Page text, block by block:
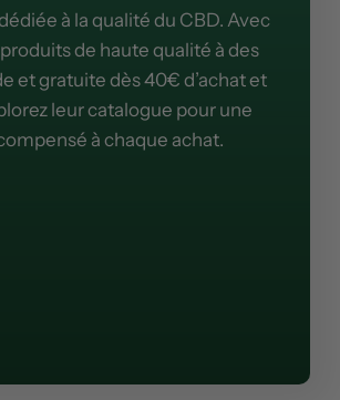
à la qualité du CBD. Avec
de haute qualité à des
et gratuite dès 40€ d’achat et
leur catalogue pour une
à chaque achat.